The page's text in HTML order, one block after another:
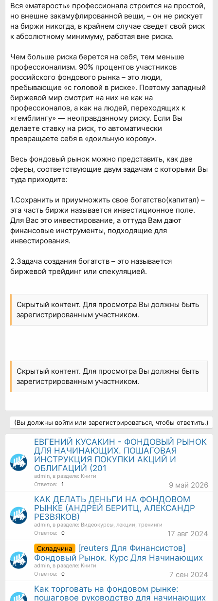
Вся «матерость» профессионала строится на простой,
но внешне закамуфлированной вещи, – он не рискует
на биржи никогда, в крайнем случае сведет свой риск
к абсолютному минимуму, работая вне риска.
Чем больше риска берется на себя, тем меньше
профессионализм. 90% процентов участников
российского фондового рынка – это люди,
пребывающие «с головой в риске». Поэтому западный
биржевой мир смотрит на них не как на
профессионалов, а как на людей, переходящих к
«гемблингу» — неоправданному риску. Если Вы
делаете ставку на риск, то автоматически
превращаете себя в «доильную корову».
Весь фондовый рынок можно представить, как две
сферы, соответствующие двум задачам с которыми Вы
туда приходите:
1.Сохранить и приумножить свое богатство(капитал) –
эта часть биржи называется инвестиционное поле.
Для Вас это инвестирование, а оттуда Вам дают
финансовые инструменты, подходящие для
инвестирования.
2.Задача создания богатств – это называется
биржевой трейдинг или спекуляцией.
Скрытый контент. Для просмотра Вы должны быть
зарегистрированным участником.
Скрытый контент. Для просмотра Вы должны быть
зарегистрированным участником.
(Вы должны войти или зарегистрироваться, чтобы ответить.)
ЕВГЕНИЙ КУСАКИН - ФОНДОВЫЙ РЫНОК
ДЛЯ НАЧИНАЮЩИХ. ПОШАГОВАЯ
ИНСТРУКЦИЯ ПОКУПКИ АКЦИЙ И
ОБЛИГАЦИЙ (201
admin , в разделе: Книги
Ответов:
1 9 май 2026
КАК ДЕЛАТЬ ДЕНЬГИ НА ФОНДОВОМ
РЫНКЕ (АНДРЕЙ БЕРИТЦ, АЛЕКСАНДР
РЕЗВЯКОВ)
admin , в разделе: Видеокурсы, лекции, тренинги
Ответов:
0 17 авг 2024
Складчина
[reuters Для Финансистов]
Фондовый Рынок. Курс Для Начинающих
admin , в разделе: Книги
Ответов:
0 7 сен 2024
Как торговать на фондовом рынке:
пошаговое руководство для начинающих